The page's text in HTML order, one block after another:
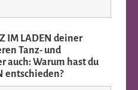
IM LADEN deiner
Tanz- und
auch: Warum hast du
entschieden?